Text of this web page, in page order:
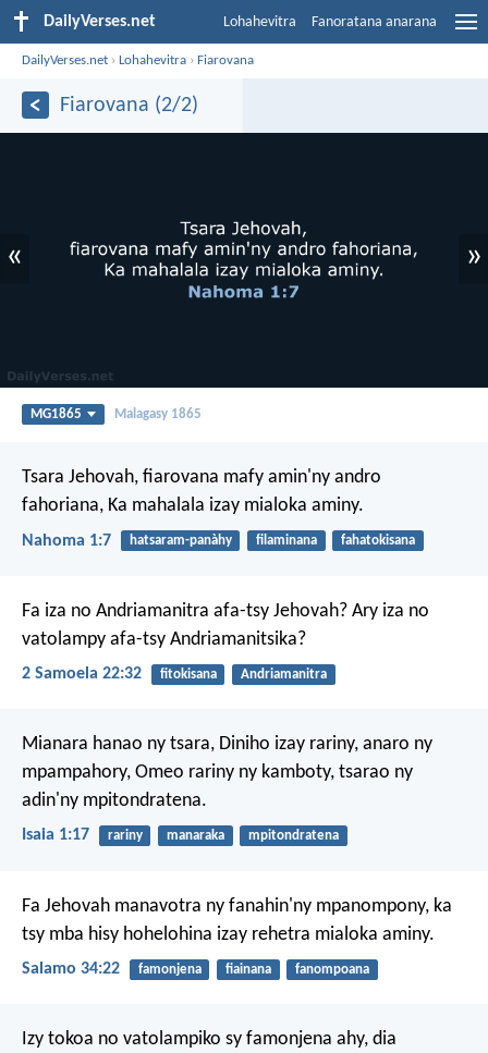
DailyVerses.net Lohahevitra Fanoratana anarana
DailyVerses.net ›Lohahevitra ›Fiarovana
Fiarovana (2/2)
« »
MG1865 Malagasy 1865
Tsara Jehovah, fiarovana mafy amin'ny andro
fahoriana, Ka mahalala izay mialoka aminy.
Nahoma 1:7 hatsaram-panàhy filaminana fahatokisana
Fa iza no Andriamanitra afa-tsy Jehovah? Ary iza no
vatolampy afa-tsy Andriamanitsika?
2 Samoela 22:32 fitokisana Andriamanitra
Mianara hanao ny tsara, Diniho izay rariny, anaro ny
mpampahory, Omeo rariny ny kamboty, tsarao ny
adin'ny mpitondratena.
Isaia 1:17 rariny manaraka mpitondratena
Fa Jehovah manavotra ny fanahin'ny mpanompony, ka
tsy mba hisy hohelohina izay rehetra mialoka aminy.
Salamo 34:22 famonjena fiainana fanompoana
Izy tokoa no vatolampiko sy famonjena ahy, dia